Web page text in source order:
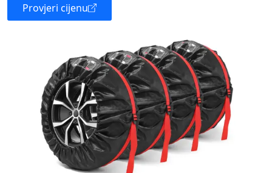
Provjeri cijenu